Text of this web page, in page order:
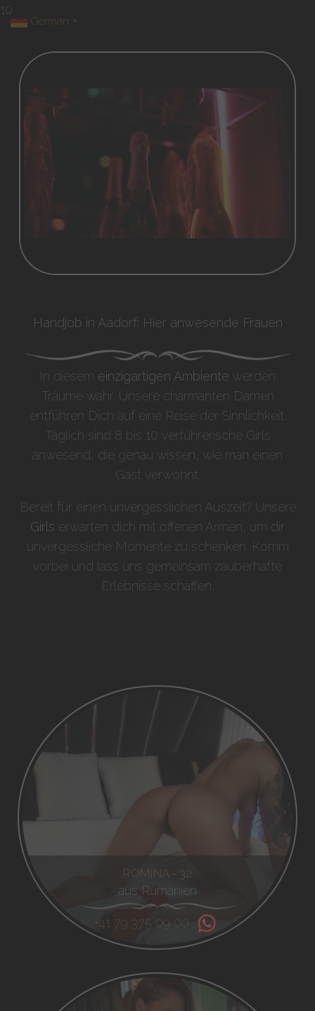
10
Handjob in Aadorf: Hier anwesende Frauen
In diesem einzigartigen Ambiente werden
Träume wahr. Unsere charmanten Damen
entführen Dich auf eine Reise der Sinnlichkeit.
Täglich sind 8 bis 10 verführerische Girls
anwesend, die genau wissen, wie man einen
Gast verwöhnt.
Bereit für einen unvergesslichen Auszeit? Unsere
Girls erwarten dich mit offenen Armen, um dir
unvergessliche Momente zu schenken. Komm
vorbei und lass uns gemeinsam zauberhafte
Erlebnisse schaffen.
ROMINA - 32
aus Rumänien
+41 79 375 09 00
German